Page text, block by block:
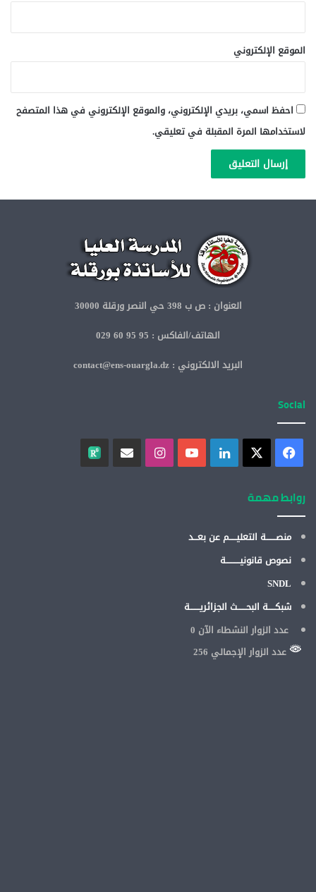
الموقع الإلكتروني
احفظ اسمي، بريدي الإلكتروني، والموقع الإلكتروني في هذا المتصفح
لاستخدامها المرة المقبلة في تعليقي.
العنوان : ص ب 398 حي النصر ورقلة 30000
الهاتف/الفاكس : 95 95 60 029
البريد الالكتروني : contact@ens-ouargla.dz
Social
روابط مهمة
منصـــــــة التعليـــــم عن بعـــد
نصوص قانونيــــــــــة
SNDL
شبكـــــة البحــــــث الجزائريـــــــة
عدد الزوار النشطاء الآن
عدد الزوار الإجمالي 256